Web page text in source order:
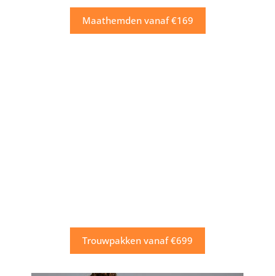
Maathemden vanaf €169
Trouwpakken vanaf €699